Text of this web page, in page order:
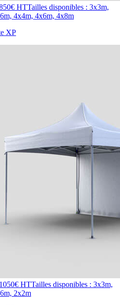
HTTailles disponibles : 3x3m,
4x4m, 4x6m, 4x8m
XP
HTTailles disponibles : 3x3m,
2x2m